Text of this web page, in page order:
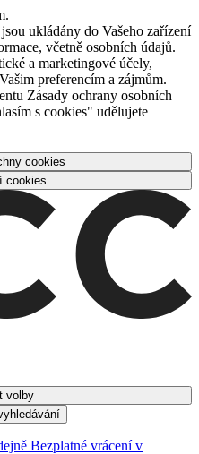
ukládány do Vašeho zařízení
včetně osobních údajů.
a marketingové účely,
preferencím a zájmům.
Zásady ochrany osobních
s cookies" udělujete
cookies
cookies
volby
Bezplatné vrácení v